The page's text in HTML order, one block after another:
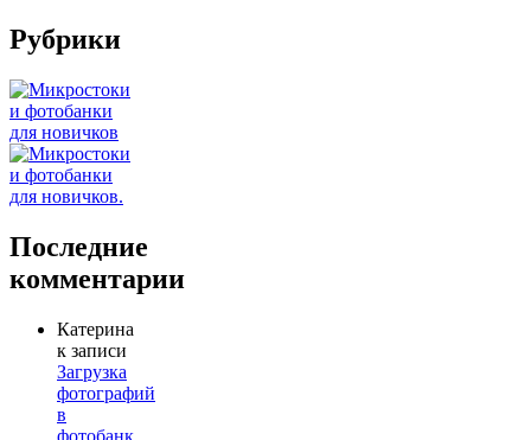
Рубрики
Последние
комментарии
Катерина
к записи
Загрузка
фотографий
в